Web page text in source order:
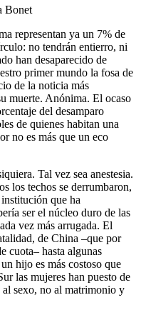
Bonet
representan ya un 7% de
no tendrán entierro, ni
han desaparecido de
primer mundo la fosa de
de la noticia más
muerte. Anónima. El ocaso
del desamparo
de quienes habitan una
no es más que un eco
Tal vez sea anestesia.
los techos se derrumbaron,
que ha
ser el núcleo duro de las
vez más arrugada. El
de China –que por
cuota– hasta algunas
hijo es más costoso que
las mujeres han puesto de
al sexo, no al matrimonio y